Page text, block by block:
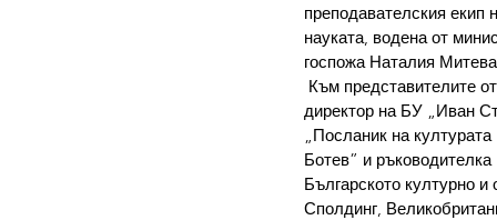
преподавателския
науката, водена от
госпожа Наталия
Към представителите
директор на БУ „Иван
„Посланик на
Ботев” и
Българското културно
Сполдинг,